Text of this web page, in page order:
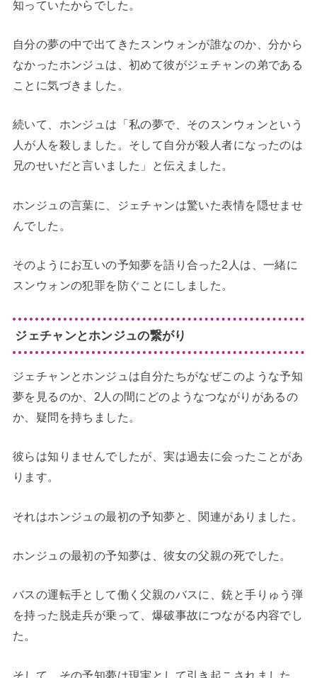
知っていたからでした。
自分の夢の中で出てきたスンウォンが誰なのか、分から
なかったホンジュは、初めて彼がジェチャンの弟である
ことに気づきました。
続いて、ホンジュは「私の夢で、そのスンウォンという
人が人を殺しました。そして自分が殺人者になったのは
兄のせいだと言いました」と伝えました。
ホンジュの言葉に、ジェチャンは驚いた表情を隠せませ
んでした。
そのようにお互いの予知夢を語り合った2人は、一緒に
スンウォンの犯罪を防ぐことにしました。
ジェチャンとホンジュの繋がり
ジェチャンとホンジュは自分たちがなぜこのような予知
夢を見るのか、2人の間にどのようなつながりがあるの
か、疑問を持ちました。
彼らは知りませんでしたが、実は過去に会ったことがあ
ります。
それはホンジュの最初の予知夢と、関連がありました。
ホンジュの最初の予知夢は、彼女の父親の死でした。
バスの運転手として働く父親のバスに、銃と手りゅう弾
を持った脱走兵が乗って、爆破事故につながる内容でし
た。
そして、その予知夢は現実として引き起こされました。